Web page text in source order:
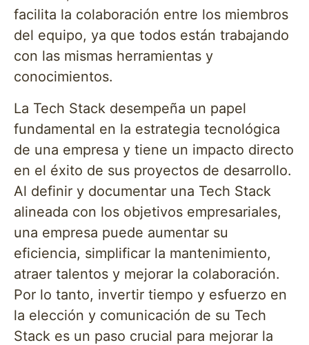
facilita la colaboración entre los miembros
del equipo, ya que todos están trabajando
con las mismas herramientas y
conocimientos.
La Tech Stack desempeña un papel
fundamental en la estrategia tecnológica
de una empresa y tiene un impacto directo
en el éxito de sus proyectos de desarrollo.
Al definir y documentar una Tech Stack
alineada con los objetivos empresariales,
una empresa puede aumentar su
eficiencia, simplificar la mantenimiento,
atraer talentos y mejorar la colaboración.
Por lo tanto, invertir tiempo y esfuerzo en
la elección y comunicación de su Tech
Stack es un paso crucial para mejorar la